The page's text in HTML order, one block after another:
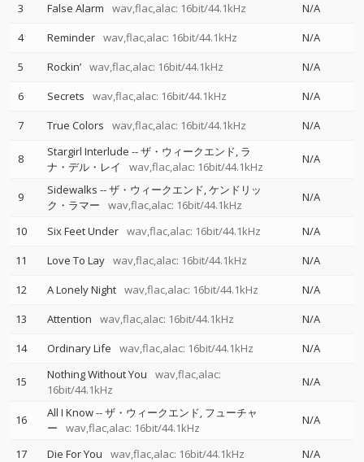
3
False Alarm wav,flac,alac: 16bit/44.1kHz
N/A
4
Reminder wav,flac,alac: 16bit/44.1kHz
N/A
5
Rockin’ wav,flac,alac: 16bit/44.1kHz
N/A
6
Secrets wav,flac,alac: 16bit/44.1kHz
N/A
7
True Colors wav,flac,alac: 16bit/44.1kHz N/A
8 Stargirl Interlude --ザ・ウィークエンド ラ
ナ・デル・レイ
wav,flac,alac: 16bit/44.1kHz
N/A
9 Sidewalks --ザ・ウィークエンド ケンドリッ
ク・ラマー
wav,flac,alac: 16bit/44.1kHz
N/A
10 Six Feet Under wav,flac,alac: 16bit/44.1kHz
N/A
11
Love To Lay wav,flac,alac: 16bit/44.1kHz
N/A
12
A Lonely Night wav,flac,alac: 16bit/44.1kHz
N/A
13
Attention wav,flac,alac: 16bit/44.1kHz
N/A
14
Ordinary Life wav,flac,alac: 16bit/44.1kHz N/A
15 Nothing Without You
wav,flac,alac:
16bit/44.1kHz
N/A
16 All I Know--ザ・ウィークエンド フューチャ
ー
wav,flac,alac: 16bit/44.1kHz
N/A
17 Die For You wav,flac,alac: 16bit/44.1kHz N/A